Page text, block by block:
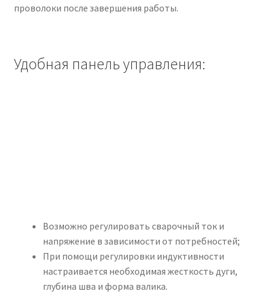
проволоки после завершения работы.
Удобная панель управления:
Возможно регулировать сварочный ток и
напряжение в зависимости от потребностей;
При помощи регулировки индуктивности
настраивается необходимая жесткость дуги,
глубина шва и форма валика.